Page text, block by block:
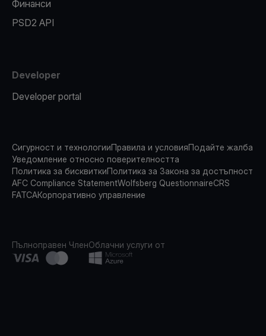
Финанси
PSD2 API
Developer
Developer portal
Сигурност и технологииПравила и условияПодайте жалба
Уведомление относно поверителността
Политика за бисквиткиПолитика за Закона за достъпност
AFC Compliance StatementWolfsberg QuestionnaireCRS
FATCAКорпоративно управление
Пълноправен ЧленОблачни услуги от